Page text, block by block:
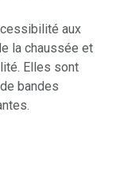
aux
la chaussée et
Elles sont
bandes